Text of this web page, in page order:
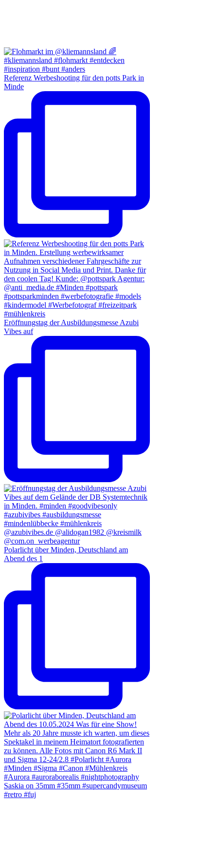
Referenz Werbeshooting für den potts Park in
Minde
Eröffnungstag der Ausbildungsmesse Azubi
Vibes auf
Polarlicht über Minden, Deutschland am
Abend des 1
Saskia on 35mm #35mm #supercandymuseum
#retro #fuj